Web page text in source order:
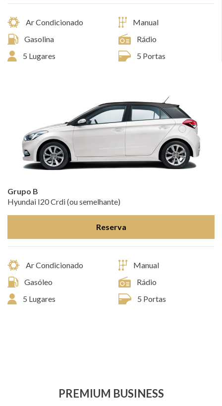
Ar Condicionado
Manual
Gasolina
Rádio
5 Lugares
5 Portas
Grupo B
Hyundai I20 Crdi (ou semelhante)
Reserva
Ar Condicionado
Manual
Gasóleo
Rádio
5 Lugares
5 Portas
PREMIUM BUSINESS